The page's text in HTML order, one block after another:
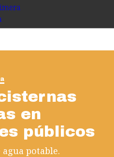
en
públicos
potable.